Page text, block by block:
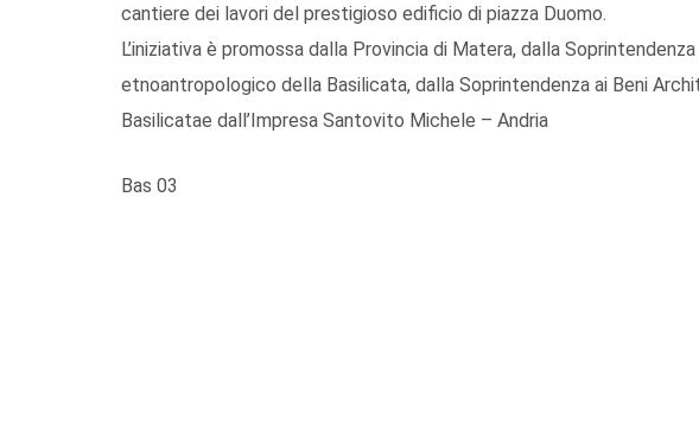
cantiere dei lavori del prestigioso edificio di piazza Duomo.
L’iniziativa è promossa dalla Provincia di Matera, dalla
etnoantropologico della Basilicata, dalla Soprintendenza ai Beni
Basilicatae dall’Impresa Santovito Michele – Andria
Bas 03